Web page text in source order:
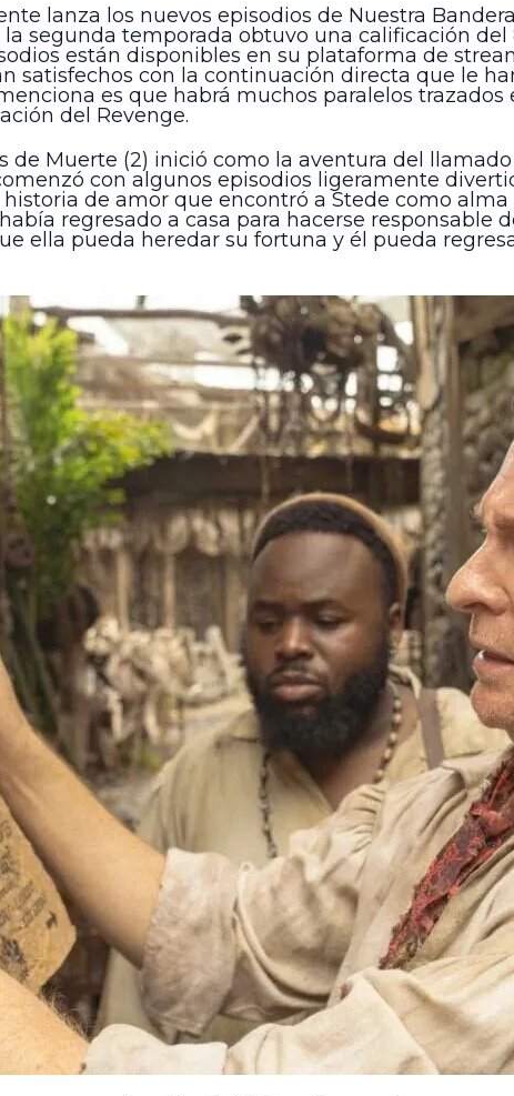
lanza los nuevos episodios de Nuestra
segunda temporada obtuvo una calificación
están disponibles en su plataforma de
satisfechos con la continuación directa que le
es que habrá muchos paralelos
del Revenge.
de Muerte (2) inició como la aventura del
con algunos episodios ligeramente
de amor que encontró a Stede como
regresado a casa para hacerse responsable
ella pueda heredar su fortuna y él pueda